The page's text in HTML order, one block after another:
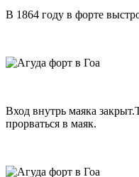
В 1864 году в форте
Вход внутрь маяка
прорваться в маяк.